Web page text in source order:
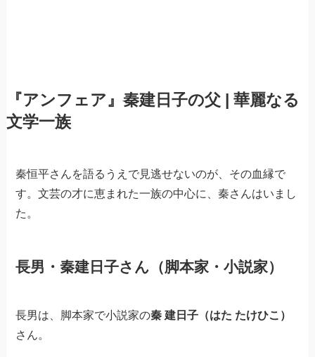
『アンフェア』秦建日子の父 | 華麗なる
文学一族
秦恒平さんを語るうえで見逃せないのが、その血縁で
す。文芸の才に恵まれた一族の中心に、秦さんはいまし
た。
長男・秦建日子さん（脚本家・小説家）
長男は、脚本家で小説家の秦 建日子（はた たけひこ）
さん。